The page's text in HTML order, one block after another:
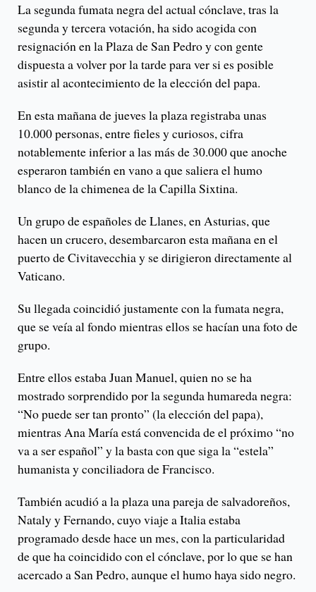
La segunda fumata negra del actual cónclave, tras la
segunda y tercera votación, ha sido acogida con
resignación en la Plaza de San Pedro y con gente
dispuesta a volver por la tarde para ver si es posible
asistir al acontecimiento de la elección del papa.
En esta mañana de jueves la plaza registraba unas
10.000 personas, entre fieles y curiosos, cifra
notablemente inferior a las más de 30.000 que anoche
esperaron también en vano a que saliera el humo
blanco de la chimenea de la Capilla Sixtina.
Un grupo de españoles de Llanes, en Asturias, que
hacen un crucero, desembarcaron esta mañana en el
puerto de Civitavecchia y se dirigieron directamente al
Vaticano.
Su llegada coincidió justamente con la fumata negra,
que se veía al fondo mientras ellos se hacían una foto de
grupo.
Entre ellos estaba Juan Manuel, quien no se ha
mostrado sorprendido por la segunda humareda negra:
“No puede ser tan pronto” (la elección del papa),
mientras Ana María está convencida de el próximo “no
va a ser español” y la basta con que siga la “estela”
humanista y conciliadora de Francisco.
También acudió a la plaza una pareja de salvadoreños,
Nataly y Fernando, cuyo viaje a Italia estaba
programado desde hace un mes, con la particularidad
de que ha coincidido con el cónclave, por lo que se han
acercado a San Pedro, aunque el humo haya sido negro.